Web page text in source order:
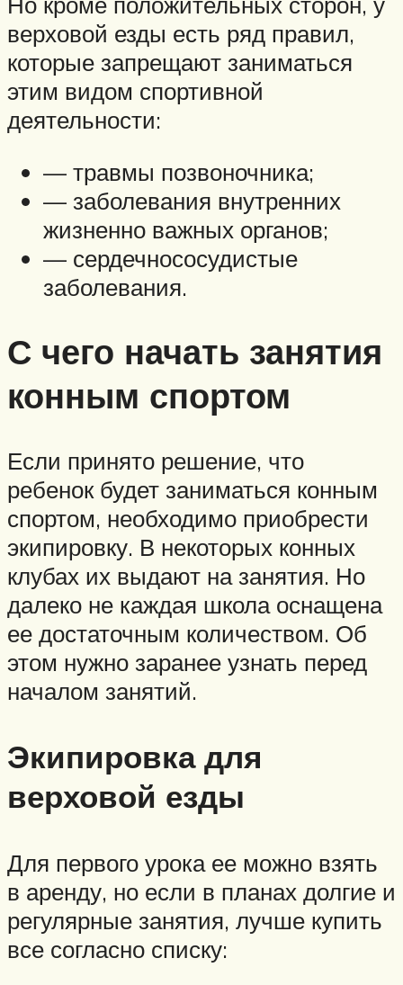
верховой езды есть ряд правил,
которые запрещают заниматься
этим видом спортивной
деятельности:
— травмы позвоночника;
— заболевания внутренних
жизненно важных органов;
— сердечнососудистые
заболевания.
С чего начать занятия
конным спортом
Если принято решение, что
ребенок будет заниматься конным
спортом, необходимо приобрести
экипировку. В некоторых конных
клубах их выдают на занятия. Но
далеко не каждая школа оснащена
ее достаточным количеством. Об
этом нужно заранее узнать перед
началом занятий.
Экипировка для
верховой езды
Для первого урока ее можно взять
в аренду, но если в планах долгие и
регулярные занятия, лучше купить
все согласно списку: